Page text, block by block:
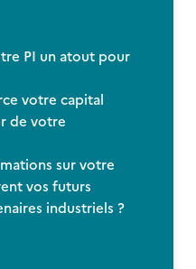
PI un atout pour
votre capital
de votre
sur votre
vos futurs
industriels ?